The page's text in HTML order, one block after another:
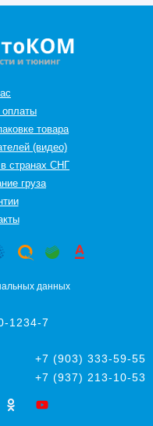
товара
(видео)
странах СНГ
груза
данных
1234-7
+7 (903) 333-59-55
+7 (937) 213-10-53